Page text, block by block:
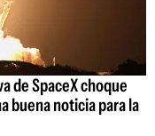
de SpaceX choque
buena noticia para la